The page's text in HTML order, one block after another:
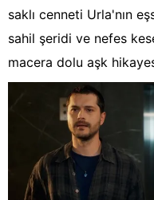
saklı cenneti Urla'nın
sahil şeridi ve nefes
macera dolu aşk